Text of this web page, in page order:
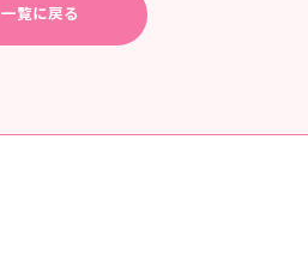
一覧に戻る